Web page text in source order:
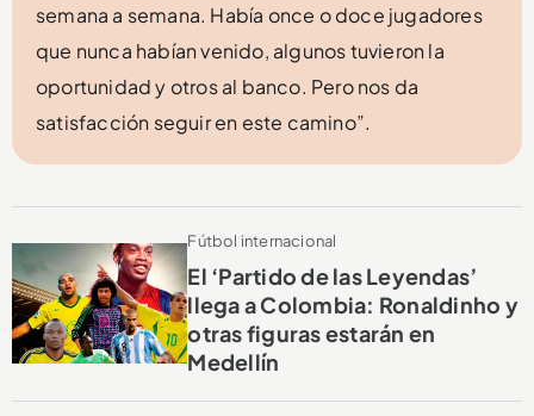
semana a semana. Había once o doce jugadores
que nunca habían venido, algunos tuvieron la
oportunidad y otros al banco. Pero nos da
satisfacción seguir en este camino”.
Fútbol internacional
El ‘Partido de las Leyendas’
llega a Colombia: Ronaldinho y
otras figuras estarán en
Medellín